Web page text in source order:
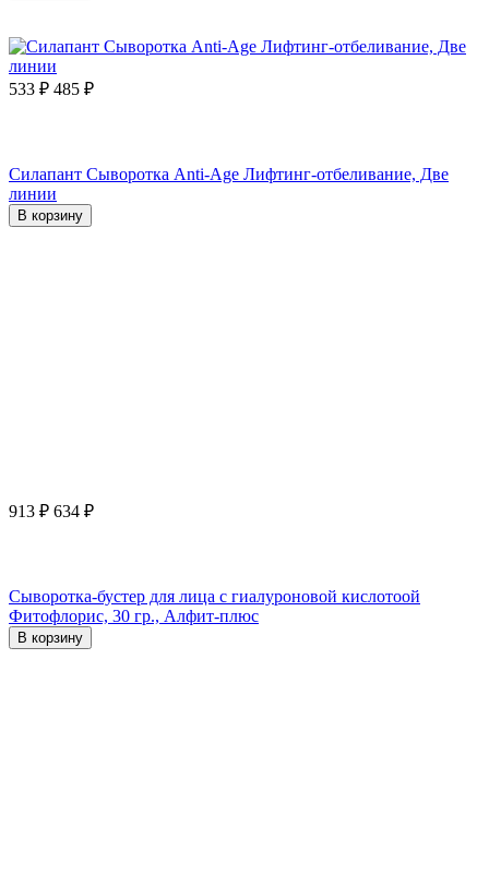
533 ₽ 485 ₽
Силапант Сыворотка Anti-Age Лифтинг-отбеливание, Две
линии
В корзину
913 ₽ 634 ₽
Сыворотка-бустер для лица с гиалуроновой кислотоой
Фитофлорис, 30 гр., Алфит-плюс
В корзину